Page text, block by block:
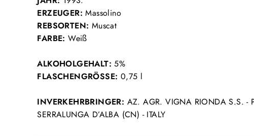
ERZEUGER: Massolino
REBSORTEN: Muscat
FARBE: Weiß
ALKOHOLGEHALT: 5%
FLASCHENGRÖSSE: 0,75 l
INVERKEHRBRINGER: AZ. AGR. VIGNA RIONDA S.S. -
SERRALUNGA D’ALBA (CN) - ITALY